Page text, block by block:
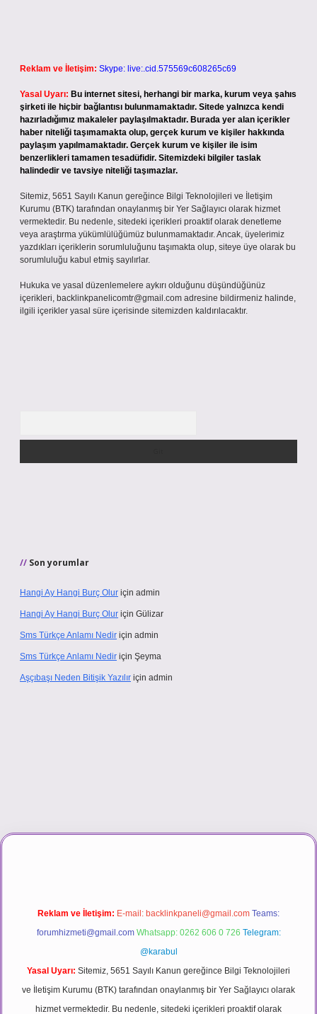
Reklam ve İletişim: Skype: live:.cid.575569c608265c69
Yasal Uyarı: Bu internet sitesi, herhangi bir marka, kurum veya şahıs
şirketi ile hiçbir bağlantısı bulunmamaktadır. Sitede yalnızca kendi
hazırladığımız makaleler paylaşılmaktadır. Burada yer alan içerikler
haber niteliği taşımamakta olup, gerçek kurum ve kişiler hakkında
paylaşım yapılmamaktadır. Gerçek kurum ve kişiler ile isim
benzerlikleri tamamen tesadüfidir. Sitemizdeki bilgiler taslak
halindedir ve tavsiye niteliği taşımazlar.
Sitemiz, 5651 Sayılı Kanun gereğince Bilgi Teknolojileri ve İletişim
Kurumu (BTK) tarafından onaylanmış bir Yer Sağlayıcı olarak hizmet
vermektedir. Bu nedenle, sitedeki içerikleri proaktif olarak denetleme
veya araştırma yükümlülüğümüz bulunmamaktadır. Ancak, üyelerimiz
yazdıkları içeriklerin sorumluluğunu taşımakta olup, siteye üye olarak bu
sorumluluğu kabul etmiş sayılırlar.
Hukuka ve yasal düzenlemelere aykırı olduğunu düşündüğünüz
içerikleri, backlinkpanelicomtr@gmail.com adresine bildirmeniz halinde,
ilgili içerikler yasal süre içerisinde sitemizden kaldırılacaktır.
Son yorumlar
Hangi Ay Hangi Burç Olur için admin
Hangi Ay Hangi Burç Olur için Gülizar
Sms Türkçe Anlamı Nedir için admin
Sms Türkçe Anlamı Nedir için Şeyma
Aşçıbaşı Neden Bitişik Yazılır için admin
Reklam ve İletişim: E-mail: backlinkpaneli@gmail.com Teams:
forumhizmeti@gmail.com Whatsapp: 0262 606 0 726 Telegram:
@karabul
Yasal Uyarı: Sitemiz, 5651 Sayılı Kanun gereğince Bilgi Teknolojileri
ve İletişim Kurumu (BTK) tarafından onaylanmış bir Yer Sağlayıcı olarak
hizmet vermektedir. Bu nedenle, sitedeki içerikleri proaktif olarak